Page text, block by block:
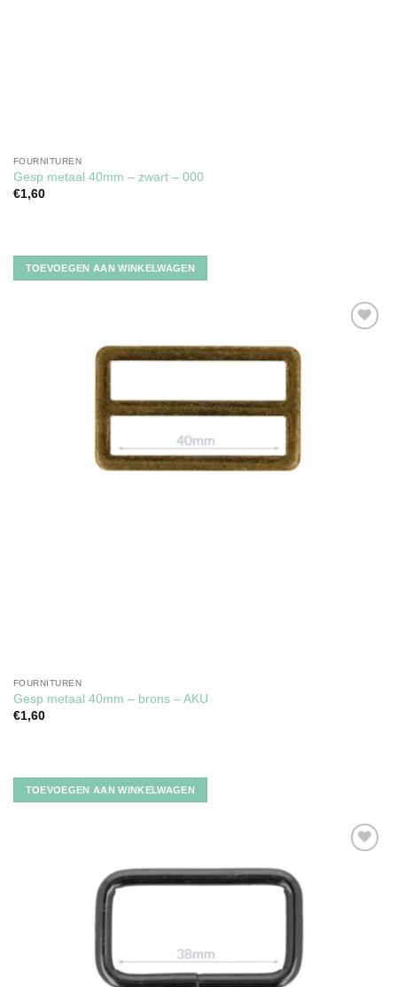
FOURNITUREN
Gesp metaal 40mm – zwart – 000
€1,60
TOEVOEGEN AAN WINKELWAGEN
FOURNITUREN
Gesp metaal 40mm – brons – AKU
€1,60
TOEVOEGEN AAN WINKELWAGEN